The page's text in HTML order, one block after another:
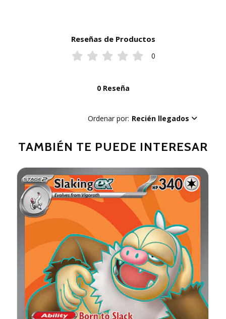
Reseñas de Productos
0
0 Reseña
Ordenar por: Recién llegados
TAMBIÉN TE PUEDE INTERESAR